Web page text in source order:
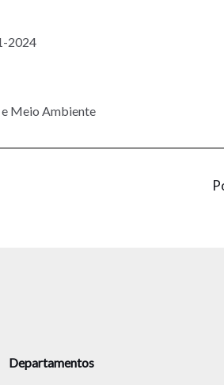
2024
Meio Ambiente
Departamentos